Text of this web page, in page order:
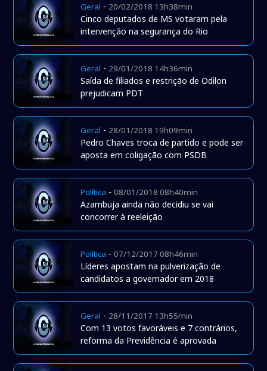
Geral - 20/02/2018 13h38min
Cinco deputados de MS votaram pela
intervenção na segurança do Rio
Geral - 29/01/2018 14h36min
Saída de filiados e restrição de Odilon
prejudicam PDT
Geral - 28/01/2018 19h09min
Pedro Chaves troca de partido e pode ser
aposta em coligação com PSDB
Política -08/01/2018 08h40min
Azambuja ainda não decidiu se vai
concorrer à reeleição
Política -07/12/2017 08h46min
Líderes apostam na pulverização de
candidatos a governador em 2018
Geral - 28/11/2017 13h55min
Com 13 votos favoráveis e 7 contrários,
reforma da Previdência é aprovada